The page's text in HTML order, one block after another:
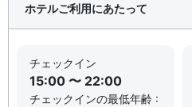
ホテルご利用にあたって
チェックイン
15:00 〜 22:00
チェックインの最低年齢 :